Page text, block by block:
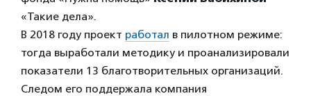
«Такие дела».
В 2018 году проект работал в пилотном режиме:
тогда выработали методику и проанализировали
показатели 13 благотворительных организаций.
Следом его поддержала компания